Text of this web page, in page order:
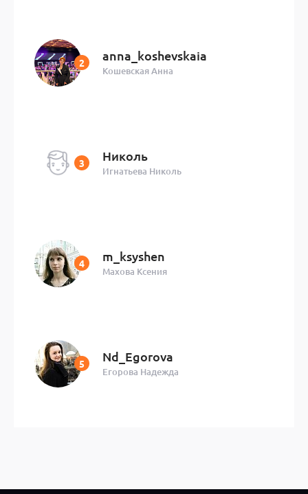
anna_koshevskaia
Кошевская Анна
Николь
Игнатьева Николь
m_ksyshen
Махова Ксения
Nd_Egorova
Егорова Надежда